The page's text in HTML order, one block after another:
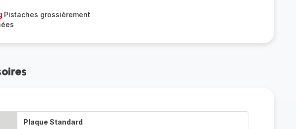
Pistaches grossièrement
Plaque Standard